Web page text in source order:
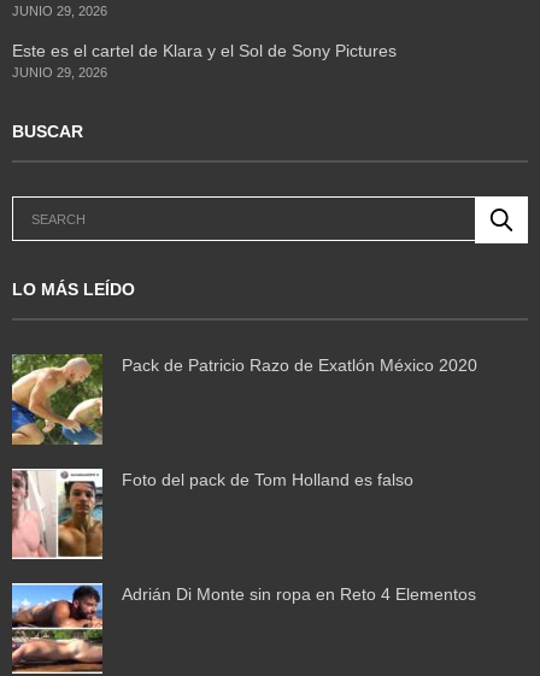
JUNIO 29, 2026
Este es el cartel de Klara y el Sol de Sony Pictures
JUNIO 29, 2026
BUSCAR
LO MÁS LEÍDO
Pack de Patricio Razo de Exatlón México 2020
Foto del pack de Tom Holland es falso
Adrián Di Monte sin ropa en Reto 4 Elementos